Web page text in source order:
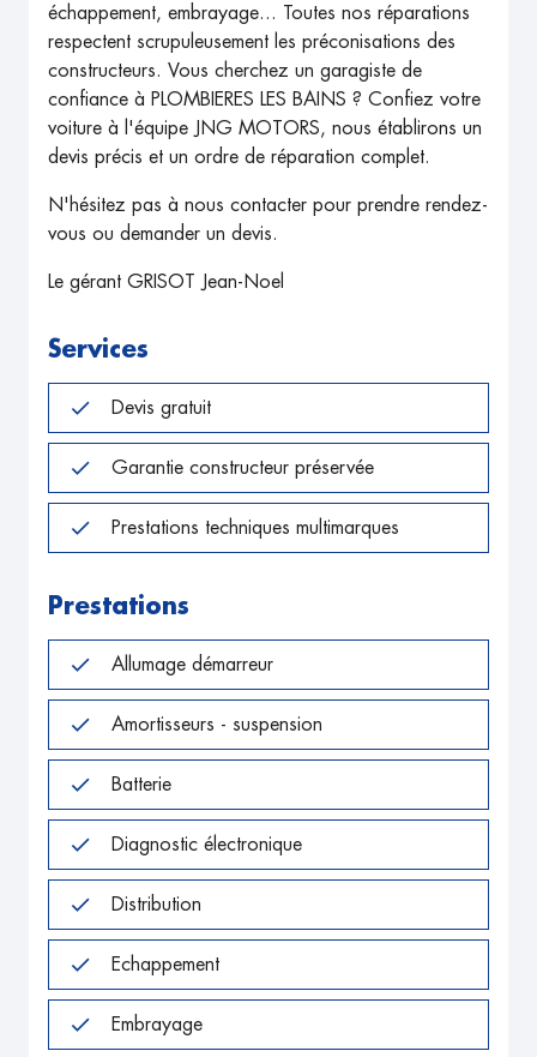
échappement, embrayage... Toutes nos réparations
respectent scrupuleusement les préconisations des
constructeurs. Vous cherchez un garagiste de
confiance à PLOMBIERES LES BAINS ? Confiez votre
voiture à l'équipe JNG MOTORS, nous établirons un
devis précis et un ordre de réparation complet.
N'hésitez pas à nous contacter pour prendre rendez-
vous ou demander un devis.
Le gérant GRISOT Jean-Noel
Services
Devis gratuit
Garantie constructeur préservée
Prestations techniques multimarques
Prestations
Allumage démarreur
Amortisseurs - suspension
Batterie
Diagnostic électronique
Distribution
Echappement
Embrayage